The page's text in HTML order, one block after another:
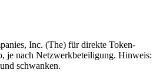
Inc. (The) für direkte Token-
je nach Netzwerkbeteiligung. Hinweis:
schwanken.